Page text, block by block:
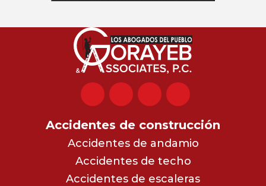
Accidentes de construcción
Accidentes de andamio
Accidentes de techo
Accidentes de escaleras